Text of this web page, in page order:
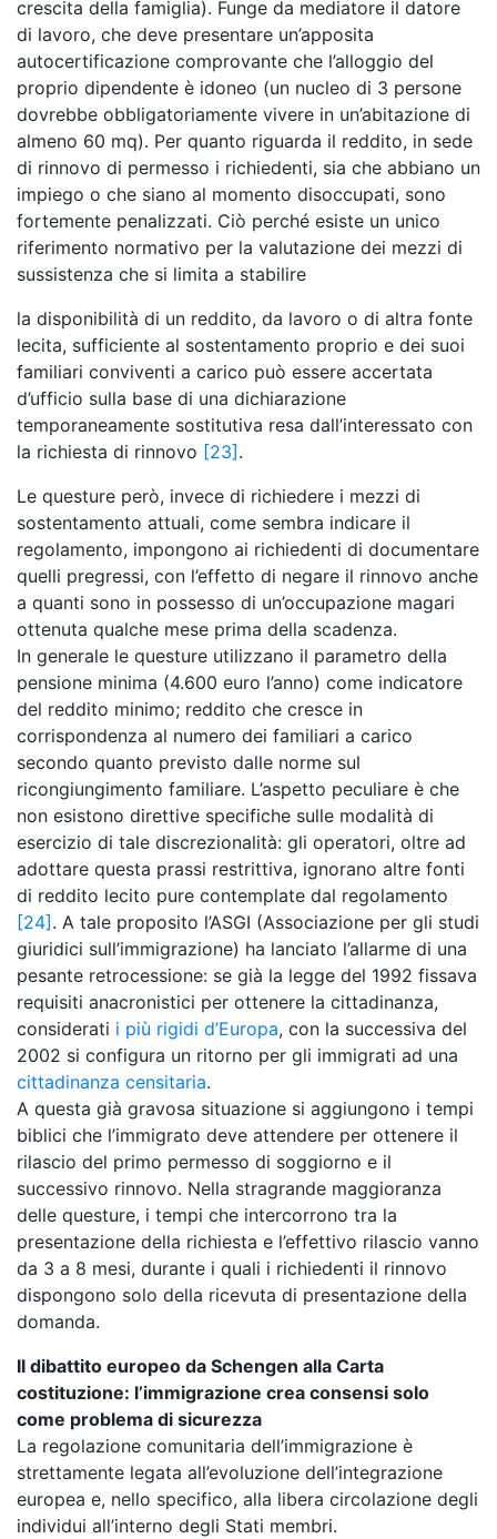
crescita della famiglia). Funge da mediatore il datore
di lavoro, che deve presentare un’apposita
autocertificazione comprovante che l’alloggio del
proprio dipendente è idoneo (un nucleo di 3 persone
dovrebbe obbligatoriamente vivere in un’abitazione di
almeno 60 mq). Per quanto riguarda il reddito, in sede
di rinnovo di permesso i richiedenti, sia che abbiano un
impiego o che siano al momento disoccupati, sono
fortemente penalizzati. Ciò perché esiste un unico
riferimento normativo per la valutazione dei mezzi di
sussistenza che si limita a stabilire
la disponibilità di un reddito, da lavoro o di altra fonte
lecita, sufficiente al sostentamento proprio e dei suoi
familiari conviventi a carico può essere accertata
d’ufficio sulla base di una dichiarazione
temporaneamente sostitutiva resa dall’interessato con
la richiesta di rinnovo [23].
Le questure però, invece di richiedere i mezzi di
sostentamento attuali, come sembra indicare il
regolamento, impongono ai richiedenti di documentare
quelli pregressi, con l’effetto di negare il rinnovo anche
a quanti sono in possesso di un’occupazione magari
ottenuta qualche mese prima della scadenza.
In generale le questure utilizzano il parametro della
pensione minima (4.600 euro l’anno) come indicatore
del reddito minimo; reddito che cresce in
corrispondenza al numero dei familiari a carico
secondo quanto previsto dalle norme sul
ricongiungimento familiare. L’aspetto peculiare è che
non esistono direttive specifiche sulle modalità di
esercizio di tale discrezionalità: gli operatori, oltre ad
adottare questa prassi restrittiva, ignorano altre fonti
di reddito lecito pure contemplate dal regolamento
[24]. A tale proposito l’ASGI (Associazione per gli studi
giuridici sull’immigrazione) ha lanciato l’allarme di una
pesante retrocessione: se già la legge del 1992 fissava
requisiti anacronistici per ottenere la cittadinanza,
considerati i più rigidi d’Europa, con la successiva del
2002 si configura un ritorno per gli immigrati ad una
cittadinanza censitaria.
A questa già gravosa situazione si aggiungono i tempi
biblici che l’immigrato deve attendere per ottenere il
rilascio del primo permesso di soggiorno e il
successivo rinnovo. Nella stragrande maggioranza
delle questure, i tempi che intercorrono tra la
presentazione della richiesta e l’effettivo rilascio vanno
da 3 a 8 mesi, durante i quali i richiedenti il rinnovo
dispongono solo della ricevuta di presentazione della
domanda.
Il dibattito europeo da Schengen alla Carta
costituzione: l’immigrazione crea consensi solo
come problema di sicurezza
La regolazione comunitaria dell’immigrazione è
strettamente legata all’evoluzione dell’integrazione
europea e, nello specifico, alla libera circolazione degli
individui all’interno degli Stati membri.